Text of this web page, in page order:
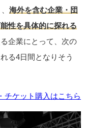
海外を含む企業・団
性を具体的に探れる
企業にとって、次の
る4日間となりそう
チケット購入はこちら